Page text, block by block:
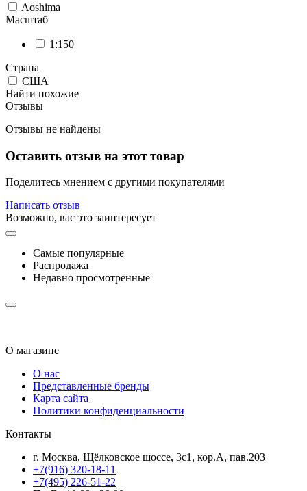
Aoshima
Масштаб
1:150
Страна
США
Найти похожие
Отзывы
Отзывы не найдены
Оставить отзыв на этот товар
Поделитесь мнением с другими покупателями
Написать отзыв
Возможно, вас это заинтересует
Самые популярные
Распродажа
Недавно просмотренные
О магазине
О нас
Представленные бренды
Карта сайта
Политики конфиденциальности
Контакты
г. Москва, Щёлковское шоссе, 3с1, кор.А, пав.203
+7(916) 320-18-11
+7(495) 226-51-22